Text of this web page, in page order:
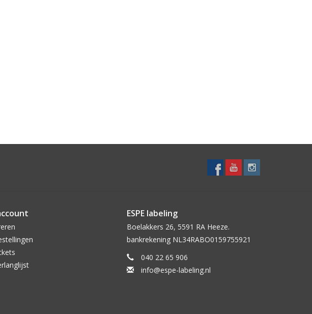
ESPE labeling
Boelakkers 26, 5591 RA Heeze.
bankrekening NL34RABO0159755921
040 22 65 906
info@espe-labeling.nl